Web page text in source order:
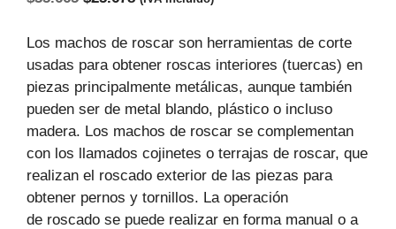
original
era:
$35.665.
actual
es:
$25.678.
Los machos de roscar son herramientas de corte
usadas para obtener roscas interiores (tuercas) en
piezas principalmente metálicas, aunque también
pueden ser de metal blando, plástico o incluso
madera. Los machos de roscar se complementan
con los llamados cojinetes o terrajas de roscar, que
realizan el roscado exterior de las piezas para
obtener pernos y tornillos. La operación
de roscado se puede realizar en forma manual o a